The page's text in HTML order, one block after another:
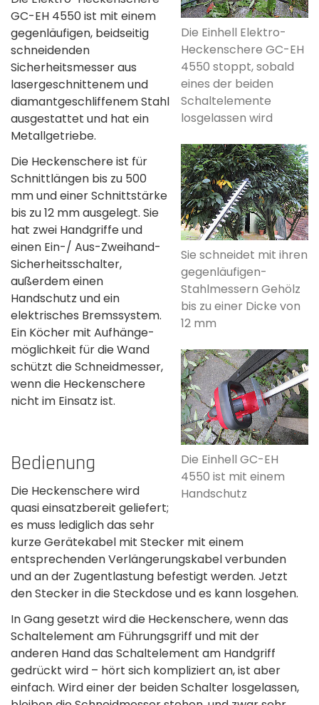
Die Einhell Elektro-
Heckenschere GC-EH
4550 stoppt, sobald
eines der beiden
Schaltelemente
losgelassen wird
Sie schneidet­ mit ihren
gegenläufigen­
Stahlmessern­ Gehölz
bis zu einer Dicke von
12 mm­
Die Einhell GC-EH
4550 ist mit einem
Handschutz
GC-EH 4550 ist mit einem
gegenläufigen, beidseitig
schneidenden
Sicherheitsmesser aus
lasergeschnittenem und
diamantgeschliffenem Stahl
ausgestattet und hat ein
Metallgetriebe.­
Die Heckenschere ist für
Schnittlängen bis zu 500
mm und einer Schnittstärke
bis zu 12 mm ausgelegt. Sie
hat zwei Handgriffe und
einen Ein-/ Aus-Zweihand-
Sicherheitsschalter,
außerdem einen
Handschutz und ein
elektrisches Bremssystem.
Ein Köcher mit Aufhänge­
möglichkeit für die Wand
schützt die Schneidmesser,
wenn die Heckenschere
nicht im Einsatz ist.
Bedienung
Die Heckenschere wird
quasi einsatzbereit geliefert;
es muss lediglich das sehr
kurze Gerätekabel mit Stecker mit einem
entsprechenden Verlängerungskabel verbunden
und an der Zugentlastung befestigt werden. Jetzt
den Stecker in die Steckdose und es kann losgehen.­
In Gang gesetzt wird die Heckenschere, wenn das
Schaltelement am Führungsgriff und mit der
anderen Hand das Schaltelement am Handgriff
gedrückt wird – hört sich kompliziert an, ist aber
einfach. Wird einer der beiden Schalter losgelassen,